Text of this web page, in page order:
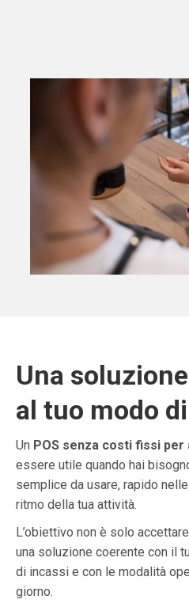
Una
al tuo modo
Un POS senza costi fissi
essere utile quando hai
semplice da usare, rapido
ritmo della tua attività.
L’obiettivo non è solo
una soluzione coerente con il
di incassi e con le modalità
giorno.